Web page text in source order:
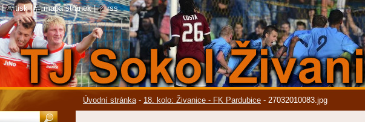
Úvodní stránka - 18. kolo: Živanice - FK Pardubice - 27032010083.jpg
| tisk | mapa stránek | rss